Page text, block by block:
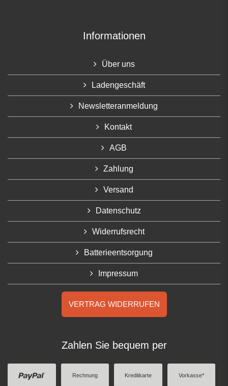
Informationen
Über uns
Ladengeschäft
Newsletteranmeldung
Kontakt
AGB
Zahlung
Versand
Datenschutz
Widerrufsrecht
Batterieentsorgung
Impressum
VERTRAG WIDERRUFEN
Zahlen Sie bequem per
Rechnung Kreditkarte Vorkasse*